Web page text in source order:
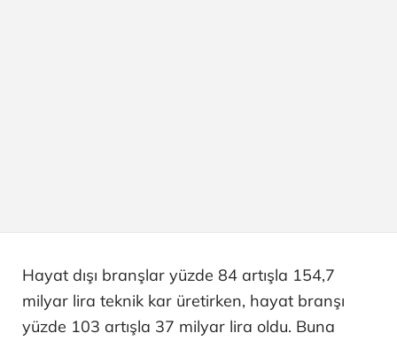
Hayat dışı branşlar yüzde 84 artışla 154,7
milyar lira teknik kar üretirken, hayat branşı
yüzde 103 artışla 37 milyar lira oldu. Buna